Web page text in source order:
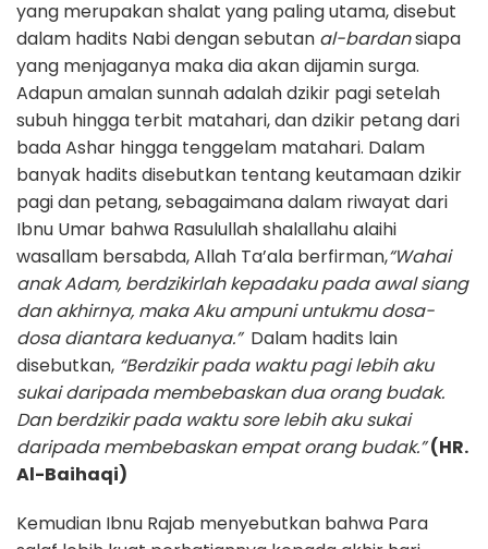
yang merupakan shalat yang paling utama, disebut
dalam hadits Nabi dengan sebutan al-bardansiapa
yang menjaganya maka dia akan dijamin surga.
Adapun amalan sunnah adalah dzikir pagi setelah
subuh hingga terbit matahari, dan dzikir petang dari
bada Ashar hingga tenggelam matahari. Dalam
banyak hadits disebutkan tentang keutamaan dzikir
pagi dan petang, sebagaimana dalam riwayat dari
Ibnu Umar bahwa Rasulullah shalallahu alaihi
wasallam bersabda, Allah Ta’ala berfirman,“Wahai
anak Adam, berdzikirlah kepadaku pada awal siang
dan akhirnya, maka Aku ampuni untukmu dosa-
dosa diantara keduanya.” Dalam hadits lain
disebutkan, “Berdzikir pada waktu pagi lebih aku
sukai daripada membebaskan dua orang budak.
Dan berdzikir pada waktu sore lebih aku sukai
daripada membebaskan empat orang budak.” (HR.
Al-Baihaqi)
Kemudian Ibnu Rajab menyebutkan bahwa Para